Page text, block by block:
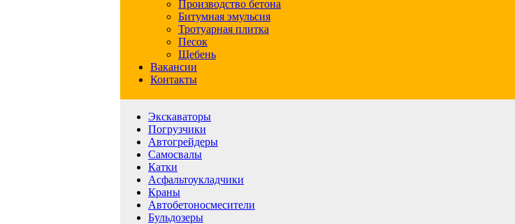
Производство бетона
Битумная эмульсия
Тротуарная плитка
Песок
Щебень
Вакансии
Контакты
Экскаваторы
Погрузчики
Автогрейдеры
Самосвалы
Катки
Асфальтоукладчики
Краны
Автобетоносмесители
Бульдозеры